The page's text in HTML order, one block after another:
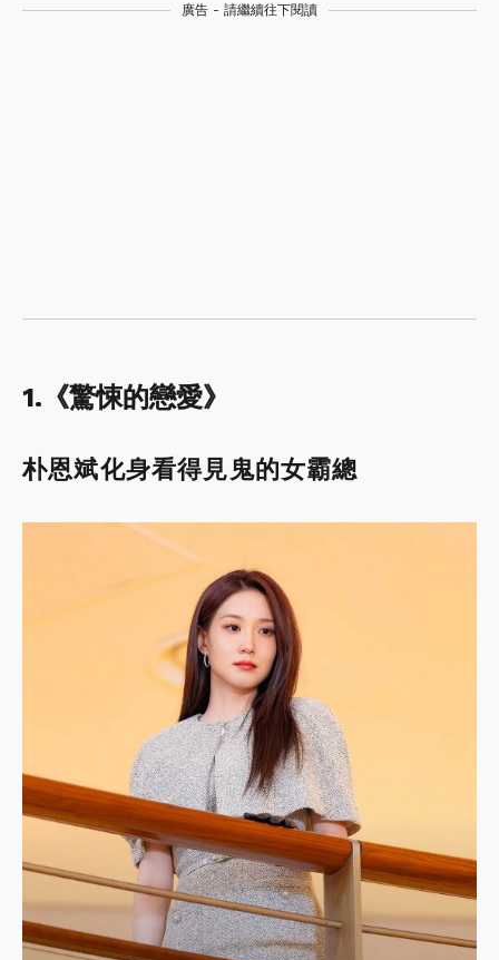
廣告 - 請繼續往下閱讀
1.《驚悚的戀愛》
朴恩斌化身看得見鬼的女霸總